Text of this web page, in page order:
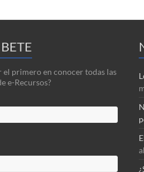
el primero en conocer todas las
e-Recursos?